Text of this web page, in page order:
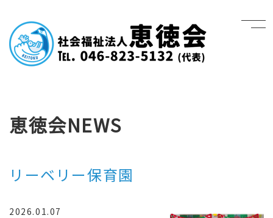
恵徳会NEWS
リーベリー保育園
2026.01.07